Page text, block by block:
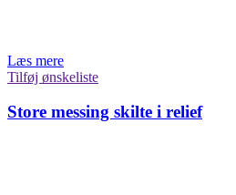
Læs mere
Tilføj ønskeliste
Store messing skilte i relief